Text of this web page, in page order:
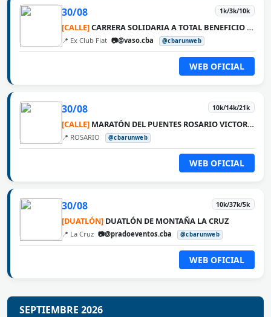
30/08 1k/3k/10k
[CALLE]CARRERA SOLIDARIA A TOTAL BENEFICIO DE VASO
📍 Ex Club Fiat 📷@vaso.cba @cbarunweb
WEB OFICIAL
30/08 10k/14k/21k
[CALLE] MARATÓN DEL PUENTES ROSARIO VICTORIA
📍 ROSARIO @cbarunweb
WEB OFICIAL
30/08 10k/37k/5k
[DUATLÓN] DUATLÓN DE MONTAÑA LA CRUZ
📍 La Cruz 📷@pradoeventos.cba @cbarunweb
WEB OFICIAL
SEPTIEMBRE 2026